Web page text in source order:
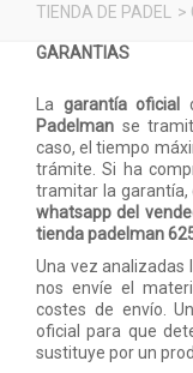
PALAS DE PADEL
ZAPATILLAS DE PADEL
PALETEROS
ACCESORIOS
PELOTAS PADEL
ROPA
OUTLET PADEL
TIENDA DE PADEL >
GARANTIAS
La garantía oficial
Padelman se
caso, el tiempo
trámite. Si ha
tramitar la garantía,
whatsapp del
tienda padelman
Una vez analizadas
nos envíe el
costes de envío.
oficial para que
sustituye por un